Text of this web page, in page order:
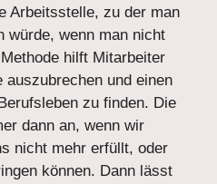
Arbeitsstelle, zu der man
würde, wenn man nicht
hilft Mitarbeiter
und einen
zu finden. Die
dann an, wenn wir
nicht mehr erfüllt, oder
können. Dann lässt